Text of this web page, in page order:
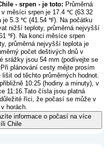
- srpen - je toto: Průměrná
měsíci srpen je 17.4 ℃ (63.32
je 5.3 ℃ (41.54 ℉). Na počátku
nižší teploty, průměrná nejvyšší
℉). Na konci měsíce srpen
průměrná nejvyšší teplota je
počet deštivých dnů v
srážky jsou 54 mm (podívejte se
plánování cesty mějte prosím
od těchto průměrných hodnot.
10:25 (hodiny a minuty), v
11:16.Tato čísla jsou platná
říci, že počasí se může v
horách.
informace o počasí na více
Chile